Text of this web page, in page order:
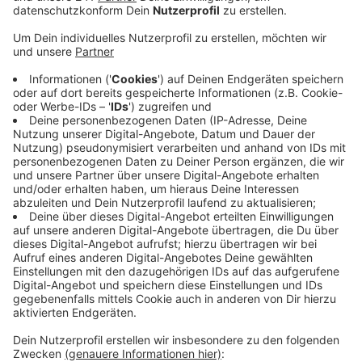
Anzeige
Busch will zum Beispiel, dass in Fußgängerzonen
und über Spielplätze Sonnensegel gespannt
werden. Der Fokus soll auf Bereiche gelegt werden,
die als Hitze-Hotspots bekannt sind. Die liegen
besonders in den stark bebauten Gebieten der Stadt,
in denen wenig Wind zirkuliert und viel Boden
zubetoniert ist. Die Stadt soll zudem die viele
ausgestellten Brunnen reaktivieren und schnell die
geplanten öffentlichen Trinkwasserstellen installieren.
Um ein detailliertes Bild der Lage zu bekommen, soll
die Verwaltung Krankenhäuser, Arztpraxen und
Seniorenheime zu dieser Hitzeperiode anschreiben und
fragen, wie stark die Probleme mit Hitze-Notfällen
Anzeige